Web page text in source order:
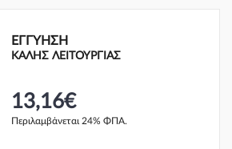
ΕΓΓΎΗΣΗ
ΚΑΛΗΣ ΛΕΙΤΟΥΡΓΙΑΣ
13,16€
Περιλαμβάνεται 24% ΦΠΑ.